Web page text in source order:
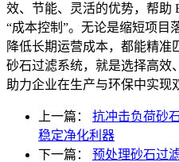
效、节能、灵活的优势，帮助
“成本控制”。无论是缩短项目
降低长期运营成本，都能精
砂石过滤系统，就是选择高效
助力企业在生产与环保中实现
上一篇： 抗冲击负荷砂
稳定净化利器
下一篇： 预处理砂石过